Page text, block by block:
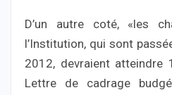
D’un autre coté, «les
l’Institution, qui sont
2012, devraient atteindre
Lettre de cadrage